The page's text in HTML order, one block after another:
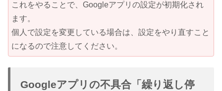
これをやることで、Googleアプリの設定が初期化され
ます。
個人で設定を変更している場合は、設定をやり直すこと
になるので注意してください。
Googleアプリの不具合「繰り返し停